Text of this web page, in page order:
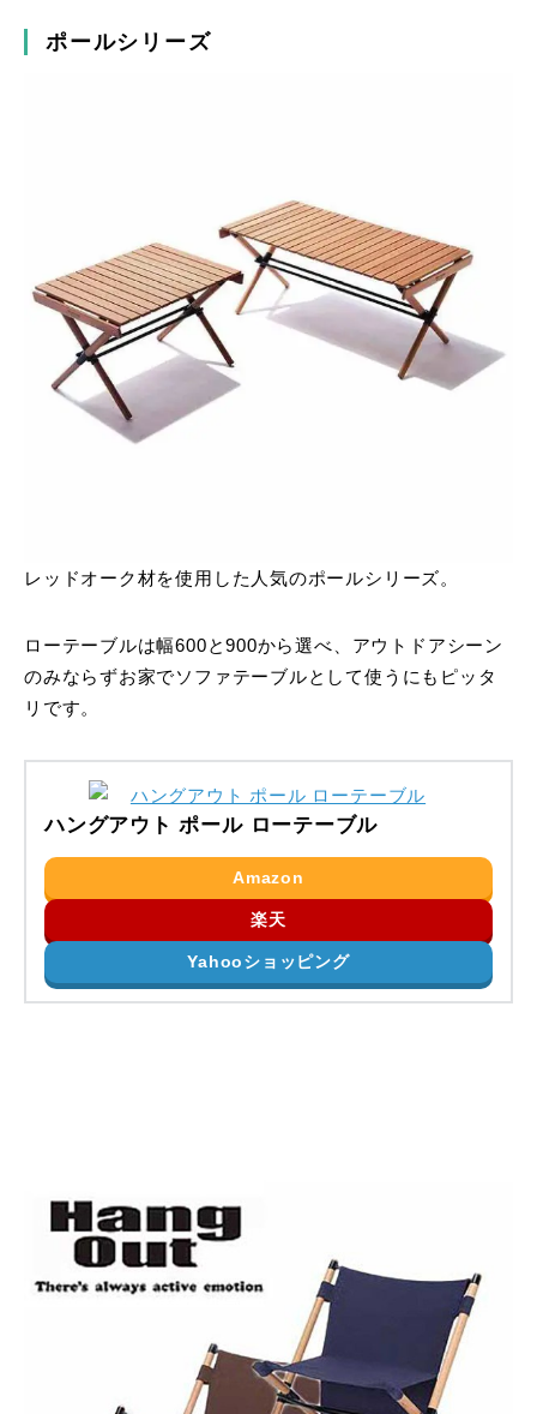
ポールシリーズ
レッドオーク材を使用した人気のポールシリーズ。
ローテーブルは幅600と900から選べ、アウトドアシーン
のみならずお家でソファテーブルとして使うにもピッタ
リです。
ハングアウト ポール ローテーブル
Amazon
楽天
Yahooショッピング